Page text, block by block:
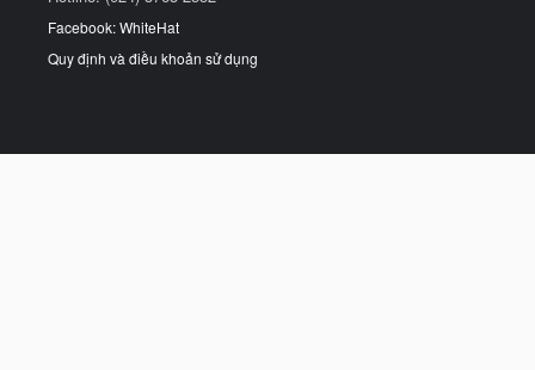
Facebook: WhiteHat
Quy định và điều khoản sử dụng